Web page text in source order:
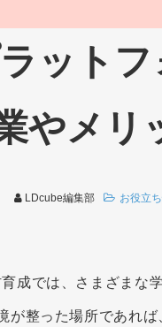
ット
やメリ
LDcube編集部 お役立
成では、さまざまな
が整った場所であれ